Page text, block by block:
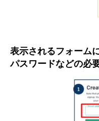
表示されるフォーム
パスワードなどの必